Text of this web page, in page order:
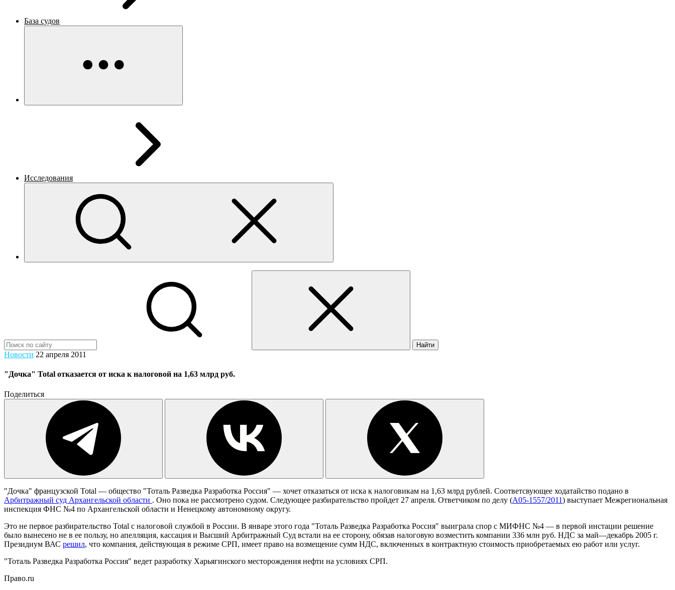
База судов
Исследования
Найти
Новости 22 апреля 2011
"Дочка" Total отказается от иска к налоговой на 1,63 млрд руб.
Поделиться
"Дочка" французской Total — общество "Тоталь Разведка Разработка Россия" — хочет отказаться от иска к налоговикам на 1,63 млрд рублей. Соответсвующее ходатайство подано в
Арбитражный суд Архангельской области . Оно пока не рассмотрено судом. Следующее разбирательство пройдет 27 апреля. Ответчиком по делу (А05-1557/2011) выступает Межрегиональная
инспекция ФНС №4 по Архангельской области и Ненецкому автономному округу.
Это не первое разбирательство Total с налоговой службой в России. В январе этого года "Тоталь Разведка Разработка Россия" выиграла спор с МИФНС №4 — в первой инстации решение
было вынесено не в ее пользу, но апелляция, кассация и Высший Арбитражный Суд встали на ее сторону, обязав налоговую возместить компании 336 млн руб. НДС за май—декабрь 2005 г.
Президиум ВАС решил, что компания, действующая в режиме СРП, имеет право на возмещение сумм НДС, включенных в контрактную стоимость приобретаемых ею работ или услуг.
"Тоталь Разведка Разработка Россия" ведет разработку Харьягинского месторождения нефти на условиях СРП.
Право.ru